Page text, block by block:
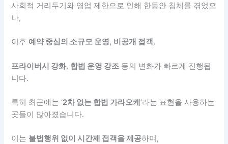
사회적 거리두기와 영업 제한으로 인해 한동안 침체를 겪었으
나,
이후 예약 중심의 소규모 운영, 비공개 접객 ,
프라이버시 강화, 합법 운영 강조 등의 변화가 빠르게 진행됩
니다.
특히 최근에는 ‘2차 없는 합법 가라오케’라는 표현을 사용하는
곳들이 많아졌습니다.
이는 불법행위 없이 시간제 접객을 제공하며,